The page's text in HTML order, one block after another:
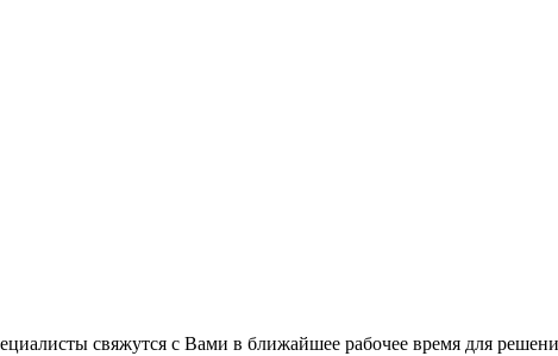
свяжутся с Вами в ближайшее рабочее время для